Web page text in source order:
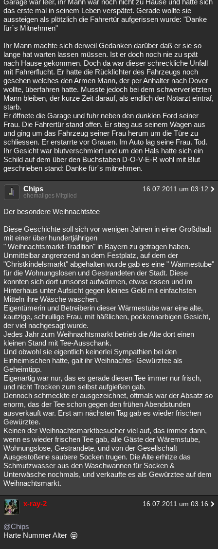
Garage war leer, ihr Mann war noch nicht zu Hause und hatte sich
das erste mal in seinem Leben verspätet. Gerade wollte sie
aussteigen als plötzlich die Fahrertür aufgerissen wurde: "Danke
für´s Mitnehmen"
Ihr Mann machte sich derweil Gedanken darüber daß er sie so
lange hat warten lassen müssen. Ist er doch noch nie zu spät
nach Hause gekommen. Doch da war dieser schreckliche Unfall
mit Fahrerflucht. Er hatte die Rücklichter des Fahrzeugs noch
gesehen welches den Armen Mann, der per Anhalter nach Dover
wollte, überfahren hatte. Musste jedoch bei dem schwerverletzten
Mann bleiben, der kurze Zeit darauf, als endlich der Notarzt eintraf,
starb.
Er öffnete die Garage und fuhr neben den dunklen Ford seiner
Frau. Die Fahrertür stand offen. Er stieg aus seinem Wagen aus
und ging um das Fahrzeug seiner Frau herum um die Türe zu
schliessen. Er erstarrte vor Grauen. Im Auto lag seine Frau. Tod.
Ihr Gesicht war blutverschmiert und um den Hals hatte sich ein
Schild auf dem über den Buchstaben D-O-V-E-R wohl mit Blut
geschrieben stand: Danke für´s mitnehmen.
Chips 16.07.2011 um 03:12
ehemaliges Mitglied
Der besondere Weihnachtstee
Diese Geschichte soll sich vor wenigen Jahren in einer Großdtadt
mit einer über hundertjährigen
" Weihnachtsmarkt-Tradition" in Bayern zu getragen haben.
Unmittelbar angrenzend an dem Festplatz, auf dem der
"Christkindelsmarkt" abgehalten wurde gab es eine " Wärmestube"
für die Wohnungslosen und Gestrandeten der Stadt. Diese
konnten sich dort umsonst aufwärmen, etwas essen und im
Hinterhaus unter Aufsicht gegen kleines Geld mit einfachsten
Mitteln ihre Wäsche waschen.
Eigentümerin und Betreiberin dieser Wärmestube war eine alte,
kautzige, schrullige Frau, mit häßlichen, pockennarbigen Gesicht,
der viel nachgesagt wurde.
Jedes Jahr zum Weihnachtsmarkt betrieb die Alte dort einen
kleinen Stand mit Tee-Ausschank.
Und obwohl sie eigentlich keinerlei Sympathien bei den
Einheimischen hatte, galt ihr Weihnachts- Gewürztee als
Geheimtipp.
Eigenartig war nur, das es gerade diesen Tee immer nur frisch,
und nicht Trocken zum selbst aufgießen gab.
Dennoch schmeckte er ausgezeichnet, oftmals war der Absatz so
enorm, das der Tee schon gegen den frühen Abendstunden
ausverkauft war. Erst am nächsten Tag gab es wieder frischen
Gewürztee.
Keinen der Weihnachtsmarktbesucher viel auf, das immer dann,
wenn es wieder frischen Tee gab, alle Gäste der Wäremstube,
Wohnungslose, Gestrandete, und von der Gesellschaft
Ausgestoßene saubere Socken trugen. Die Alte erhitze das
Schmutzwasser aus den Waschwannen für Socken &
Unterwäsche nochmals, und verkaufte es als Gewürztee auf dem
Weihnachtsmarkt.
x-ray-2 16.07.2011 um 03:16
@Chips
Harte Nummer Alter